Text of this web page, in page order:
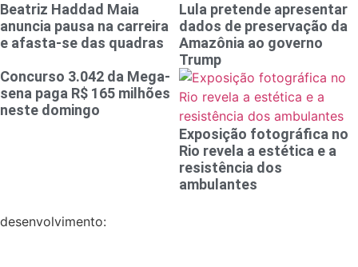
Beatriz Haddad Maia
anuncia pausa na carreira
e afasta-se das quadras
Lula pretende apresentar
dados de preservação da
Amazônia ao governo
Trump
Concurso 3.042 da Mega-
sena paga R$ 165 milhões
neste domingo
Exposição fotográfica no
Rio revela a estética e a
resistência dos
ambulantes
desenvolvimento: